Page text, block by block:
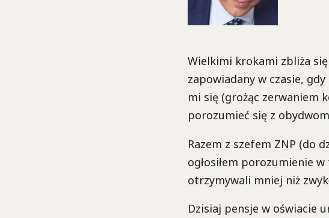
Wielkimi krokami zbliża
zapowiadany w czasie,
mi się (grożąc zerwaniem
porozumieć się z
Razem z szefem ZNP (do
ogłosiłem porozumienie
otrzymywali mniej niż
Dzisiaj pensje w oświacie